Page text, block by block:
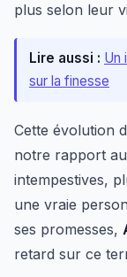
plus selon leur
Lire aussi : Un
sur la finesse
Cette évolution
notre rapport
intempestives,
une vraie
ses promesses,
retard sur ce